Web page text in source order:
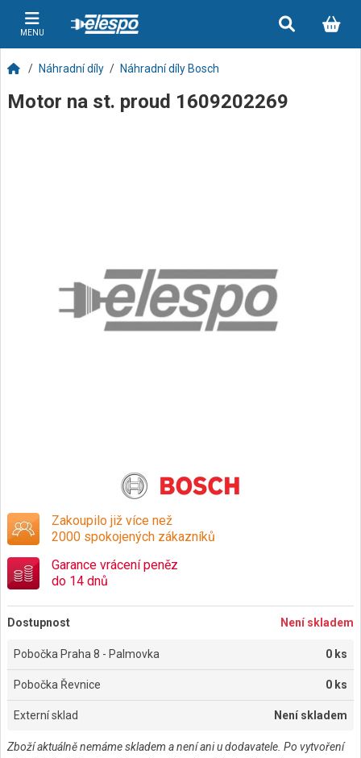
MENU
Náhradní díly Náhradní díly Bosch
Motor na st. proud 1609202269
Zakoupilo již více než
2000 spokojených zákazníků
Garance vrácení peněz
do 14 dnů
Dostupnost Není skladem
Pobočka Praha 8 - Palmovka 0 ks
Pobočka Řevnice 0 ks
Externí sklad Není skladem
Zboží aktuálně nemáme skladem a není ani u dodavatele. Po vytvoření